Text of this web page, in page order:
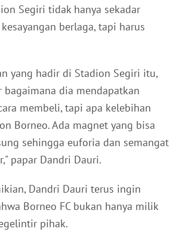
Segiri tidak hanya sekadar
berlaga, tapi harus
yang hadir di Stadion Segiri itu,
dia mendapatkan
membeli, tapi apa kelebihan
Borneo. Ada magnet yang bisa
sehingga euforia dan semangat
papar Dandri Dauri.
Dandri Dauri terus ingin
Borneo FC bukan hanya milik
pihak.